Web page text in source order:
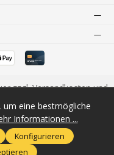
zzgl.Versandkostenund
anders angegeben.
2 Rabatt auf Ware, nicht in
Aktionen.
MHTeile - Ersatzteile und
um eine bestmögliche
Informationen ...
Konfigurieren